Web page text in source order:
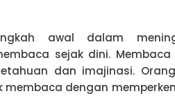
awal dalam
sejak dini.
dan imajinasi.
dengan